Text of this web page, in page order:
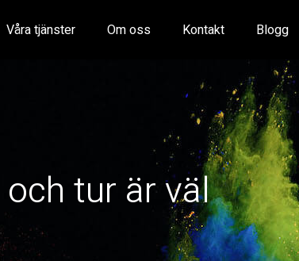
Våra tjänster Om oss Kontakt Blogg
tur är väl